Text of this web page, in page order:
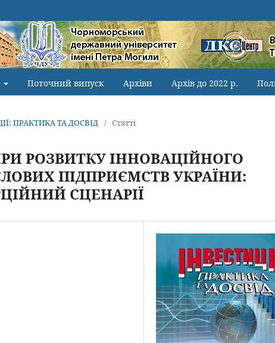
Поточний випуск Архіви Архів до 2022 р.
ПРАКТИКА ТА ДОСВІД / Статті
РОЗВИТКУ ІННОВАЦІЙНОГО
ПІДПРИЄМСТВ УКРАЇНИ:
СЦЕНАРІЇ